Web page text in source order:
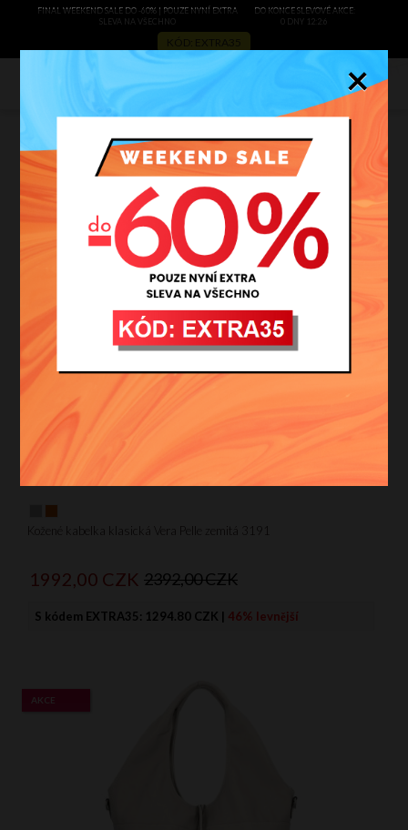
FINAL WEEKEND SALE DO -60% | POUZE NYNÍ EXTRA
SLEVA NA VŠECHNO
DO KONCE SLEVOVÉ AKCE:
0 DNY 12:2:5
0
filtrovat
S XL XXL
Kožené kabelka klasická Vera Pelle zemitá 3191
1992,00 CZK 2392,00 CZK
S kódem EXTRA35: 1294.80 CZK | 46% levnější
AKCE
×